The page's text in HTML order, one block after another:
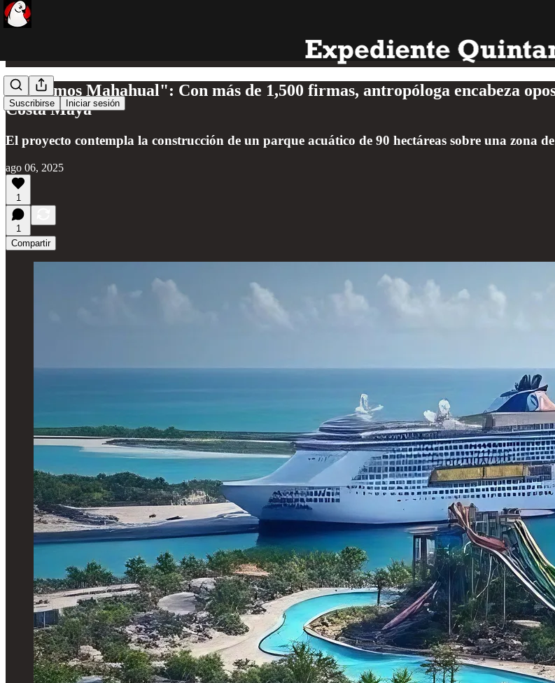
Suscribirse Iniciar sesión
"Salvemos Mahahual": Con más de 1,500 firmas, antropóloga encabeza
Costa Maya
El proyecto contempla la construcción de un parque acuático de 90 hectáreas sobre una zona
ago 06, 2025
1
1
Compartir